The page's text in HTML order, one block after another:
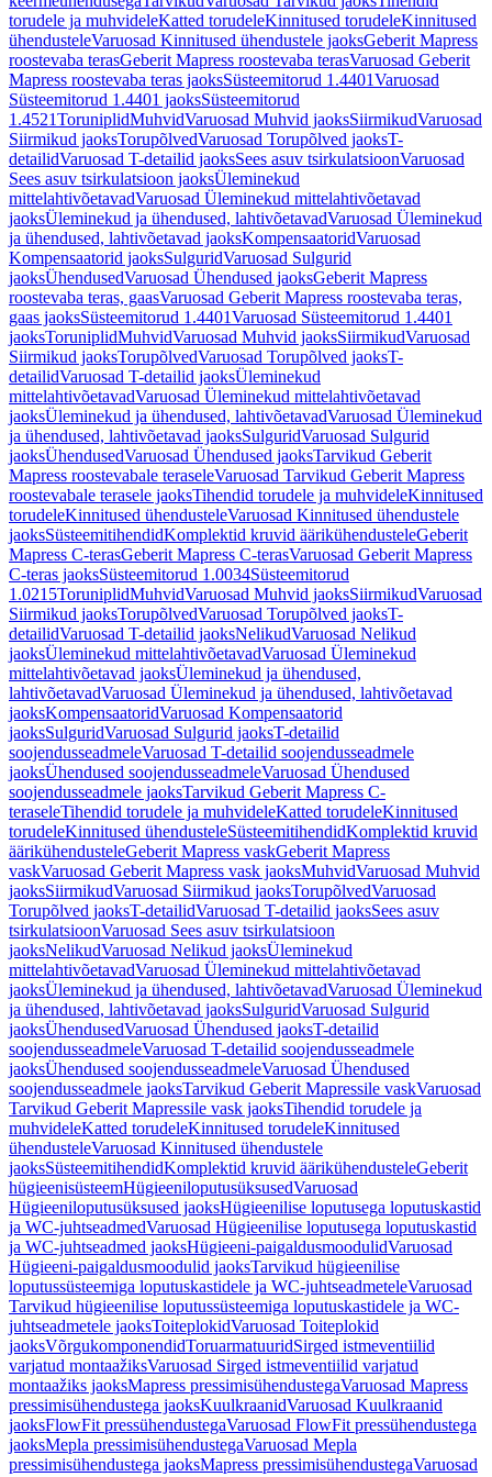
torudele ja muhvideleKatted torudeleKinnitused torudeleKinnitused
ühendusteleVaruosad Kinnitused ühendustele jaoksGeberit Mapress
roostevaba terasGeberit Mapress roostevaba terasVaruosad Geberit
Mapress roostevaba teras jaoksSüsteemitorud 1.4401Varuosad
Süsteemitorud 1.4401 jaoksSüsteemitorud
1.4521ToruniplidMuhvidVaruosad Muhvid jaoksSiirmikudVaruosad
Siirmikud jaoksTorupõlvedVaruosad Torupõlved jaoksT-
detailidVaruosad T-detailid jaoksSees asuv tsirkulatsioonVaruosad
Sees asuv tsirkulatsioon jaoksÜleminekud
mittelahtivõetavadVaruosad Üleminekud mittelahtivõetavad
jaoksÜleminekud ja ühendused, lahtivõetavadVaruosad Üleminekud
ja ühendused, lahtivõetavad jaoksKompensaatoridVaruosad
Kompensaatorid jaoksSulguridVaruosad Sulgurid
jaoksÜhendusedVaruosad Ühendused jaoksGeberit Mapress
roostevaba teras, gaasVaruosad Geberit Mapress roostevaba teras,
gaas jaoksSüsteemitorud 1.4401Varuosad Süsteemitorud 1.4401
jaoksToruniplidMuhvidVaruosad Muhvid jaoksSiirmikudVaruosad
Siirmikud jaoksTorupõlvedVaruosad Torupõlved jaoksT-
detailidVaruosad T-detailid jaoksÜleminekud
mittelahtivõetavadVaruosad Üleminekud mittelahtivõetavad
jaoksÜleminekud ja ühendused, lahtivõetavadVaruosad Üleminekud
ja ühendused, lahtivõetavad jaoksSulguridVaruosad Sulgurid
jaoksÜhendusedVaruosad Ühendused jaoksTarvikud Geberit
Mapress roostevabale teraseleVaruosad Tarvikud Geberit Mapress
roostevabale terasele jaoksTihendid torudele ja muhvideleKinnitused
torudeleKinnitused ühendusteleVaruosad Kinnitused ühendustele
jaoksSüsteemitihendidKomplektid kruvid äärikühendusteleGeberit
Mapress C-terasGeberit Mapress C-terasVaruosad Geberit Mapress
C-teras jaoksSüsteemitorud 1.0034Süsteemitorud
1.0215ToruniplidMuhvidVaruosad Muhvid jaoksSiirmikudVaruosad
Siirmikud jaoksTorupõlvedVaruosad Torupõlved jaoksT-
detailidVaruosad T-detailid jaoksNelikudVaruosad Nelikud
jaoksÜleminekud mittelahtivõetavadVaruosad Üleminekud
mittelahtivõetavad jaoksÜleminekud ja ühendused,
lahtivõetavadVaruosad Üleminekud ja ühendused, lahtivõetavad
jaoksKompensaatoridVaruosad Kompensaatorid
jaoksSulguridVaruosad Sulgurid jaoksT-detailid
soojendusseadmeleVaruosad T-detailid soojendusseadmele
jaoksÜhendused soojendusseadmeleVaruosad Ühendused
soojendusseadmele jaoksTarvikud Geberit Mapress C-
teraseleTihendid torudele ja muhvideleKatted torudeleKinnitused
torudeleKinnitused ühendusteleSüsteemitihendidKomplektid kruvid
äärikühendusteleGeberit Mapress vaskGeberit Mapress
vaskVaruosad Geberit Mapress vask jaoksMuhvidVaruosad Muhvid
jaoksSiirmikudVaruosad Siirmikud jaoksTorupõlvedVaruosad
Torupõlved jaoksT-detailidVaruosad T-detailid jaoksSees asuv
tsirkulatsioonVaruosad Sees asuv tsirkulatsioon
jaoksNelikudVaruosad Nelikud jaoksÜleminekud
mittelahtivõetavadVaruosad Üleminekud mittelahtivõetavad
jaoksÜleminekud ja ühendused, lahtivõetavadVaruosad Üleminekud
ja ühendused, lahtivõetavad jaoksSulguridVaruosad Sulgurid
jaoksÜhendusedVaruosad Ühendused jaoksT-detailid
soojendusseadmeleVaruosad T-detailid soojendusseadmele
jaoksÜhendused soojendusseadmeleVaruosad Ühendused
soojendusseadmele jaoksTarvikud Geberit Mapressile vaskVaruosad
Tarvikud Geberit Mapressile vask jaoksTihendid torudele ja
muhvideleKatted torudeleKinnitused torudeleKinnitused
ühendusteleVaruosad Kinnitused ühendustele
jaoksSüsteemitihendidKomplektid kruvid äärikühendusteleGeberit
hügieenisüsteemHügieeniloputusüksusedVaruosad
Hügieeniloputusüksused jaoksHügieenilise loputusega loputuskastid
ja WC-juhtseadmedVaruosad Hügieenilise loputusega loputuskastid
ja WC-juhtseadmed jaoksHügieeni-paigaldusmoodulidVaruosad
Hügieeni-paigaldusmoodulid jaoksTarvikud hügieenilise
loputussüsteemiga loputuskastidele ja WC-juhtseadmeteleVaruosad
Tarvikud hügieenilise loputussüsteemiga loputuskastidele ja WC-
juhtseadmetele jaoksToiteplokidVaruosad Toiteplokid
jaoksVõrgukomponendidToruarmatuuridSirged istmeventiilid
varjatud montaažiksVaruosad Sirged istmeventiilid varjatud
montaažiks jaoksMapress pressimisühendustegaVaruosad Mapress
pressimisühendustega jaoksKuulkraanidVaruosad Kuulkraanid
jaoksFlowFit pressühendustegaVaruosad FlowFit pressühendustega
jaoksMepla pressimisühendustegaVaruosad Mepla
pressimisühendustega jaoksMapress pressimisühendustegaVaruosad